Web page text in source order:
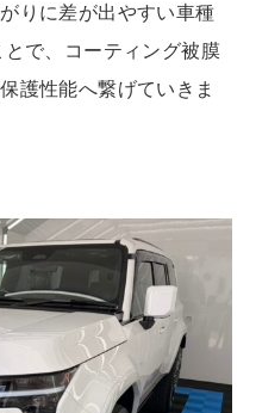
りに差が出やすい車種
で、コーティング被膜
護性能へ繋げていきま